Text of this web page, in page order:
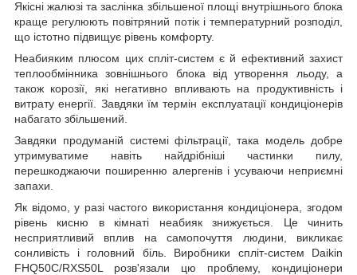
Якісні жалюзі та заслінка збільшеної площі внутрішнього блока
краще регулюють повітряний потік і температурний розподіл,
що істотно підвищує рівень комфорту.
Неабияким плюсом цих спліт-систем є й ефективний захист
теплообмінника зовнішнього блока від утворення льоду, а
також корозії, які негативно впливають на продуктивність і
витрату енергії. Завдяки їм термін експлуатації кондиціонерів
набагато збільшений.
Завдяки продуманій системі фільтрації, така модель добре
утримуватиме навіть найдрібніші частинки пилу,
перешкоджаючи поширенню алергенів і усуваючи неприємні
запахи.
Як відомо, у разі частого використання кондиціонера, згодом
рівень кисню в кімнаті неабияк знижується. Це чинить
несприятливий вплив на самопочуття людини, викликає
сонливість і головний біль. Виробники спліт-систем Daikin
FHQ50C/RXS50L розв'язали цю проблему, кондиціонери